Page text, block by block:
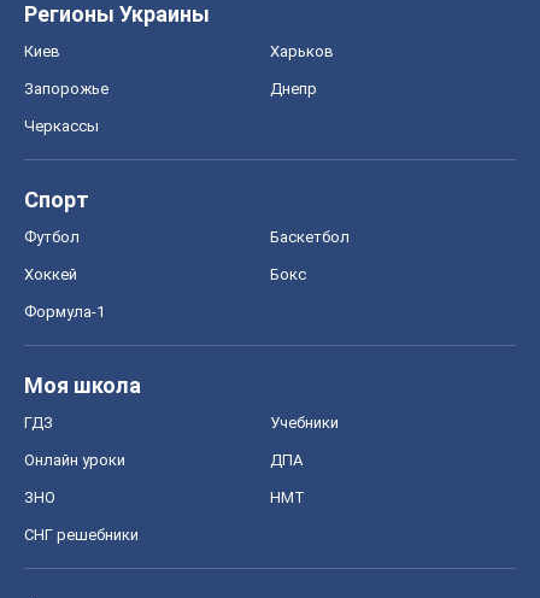
Регионы Украины
Киев Харьков
Запорожье Днепр
Черкассы
Спорт
Футбол Баскетбол
Хоккей Бокс
Формула-1
Моя школа
ГДЗ Учебники
Онлайн уроки ДПА
ЗНО НМТ
СНГ решебники